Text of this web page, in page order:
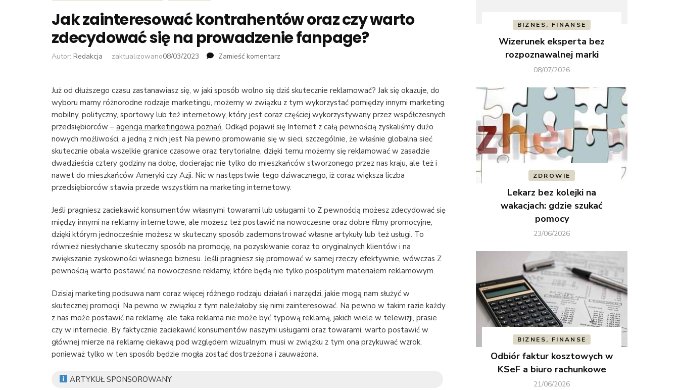
Jak zainteresować kontrahentów oraz czy warto
zdecydować się na prowadzenie fanpage?
Autor: Redakcja zaktualizowano08/03/2023 Zamieść komentarz
zainteresować
kontrahentów
oraz
czy
warto
zdecydować
się
na
prowadzenie
Już od dłuższego czasu zastanawiasz się, w jaki sposób wolno się dziś skutecznie reklamować? Jak się okazuje, do
wyboru mamy różnorodne rodzaje marketingu, możemy w związku z tym wykorzystać pomiędzy innymi marketing
mobilny, polityczny, sportowy lub też internetowy, który jest coraz częściej wykorzystywany przez współczesnych
przedsiębiorców – agencja marketingowa poznań. Odkąd pojawił się Internet z całą pewnością zyskaliśmy dużo
nowych możliwości, a jedną z nich jest Na pewno promowanie się w sieci, szczególnie, że właśnie globalna sieć
skutecznie obala wszelkie granice czasowe oraz terytorialne, dzięki temu możemy się reklamować w zasadzie
dwadzieścia cztery godziny na dobę, docierając nie tylko do mieszkańców stworzonego przez nas kraju, ale też i
nawet do mieszkańców Ameryki czy Azji. Nic w następstwie tego dziwacznego, iż coraz większa liczba
przedsiębiorców stawia przede wszystkim na marketing internetowy.
Jeśli pragniesz zaciekawić konsumentów własnymi towarami lub usługami to Z pewnością możesz zdecydować się
między innymi na reklamy internetowe, ale możesz też postawić na nowoczesne oraz dobre filmy promocyjne,
dzięki którym jednocześnie możesz w skuteczny sposób zademonstrować własne artykuły lub też usługi. To
również niesłychanie skuteczny sposób na promocję, na pozyskiwanie coraz to oryginalnych klientów i na
zwiększanie zyskowności własnego biznesu. Jeśli pragniesz się promować w samej rzeczy efektywnie, wówczas Z
pewnością warto postawić na nowoczesne reklamy, które będą nie tylko pospolitym materiałem reklamowym.
Dzisiaj marketing podsuwa nam coraz więcej różnego rodzaju działań i narzędzi, jakie mogą nam służyć w
skutecznej promocji, Na pewno w związku z tym należałoby się nimi zainteresować. Na pewno w takim razie każdy
z nas może postawić na reklamę, ale taka reklama nie może być typową reklamą, jakich wiele w telewizji, prasie
czy w internecie. By faktycznie zaciekawić konsumentów naszymi usługami oraz towarami, warto postawić w
głównej mierze na reklamę ciekawą pod względem wizualnym, musi w związku z tym ona przykuwać wzrok,
ponieważ tylko w ten sposób będzie mogła zostać dostrzeżona i zauważona.
ARTYKUŁ SPONSOROWANY
BIZNES, FINANSE
Wizerunek eksperta bez
rozpoznawalnej marki
08/07/2026
ZDROWIE
Lekarz bez kolejki na
wakacjach: gdzie szukać
pomocy
23/06/2026
BIZNES, FINANSE
Odbiór faktur kosztowych w
KSeF a biuro rachunkowe
21/06/2026